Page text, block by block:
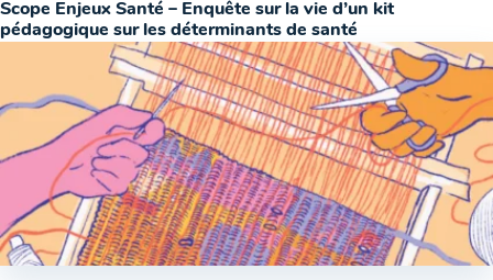
Scope Enjeux Santé – Enquête sur la vie d’un kit
pédagogique sur les déterminants de santé